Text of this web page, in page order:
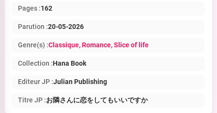
Pages :162
Parution :20-05-2026
Genre(s) :Classique, Romance, Slice of life
Collection :Hana Book
Editeur JP :Julian Publishing
Titre JP :お隣さんに恋をしてもいいですか